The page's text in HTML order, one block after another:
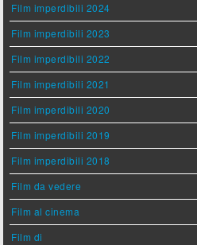
Film imperdibili 2024
Film imperdibili 2023
Film imperdibili 2022
Film imperdibili 2021
Film imperdibili 2020
Film imperdibili 2019
Film imperdibili 2018
Film da vedere
Film al cinema
Film di